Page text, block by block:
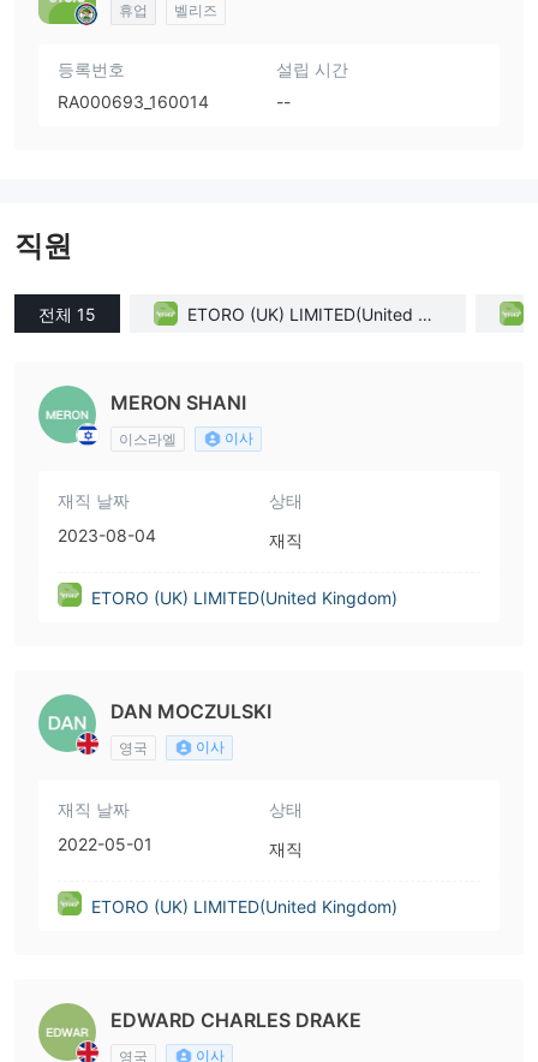
휴업 벨리즈
등록번호
RA000693_160014
설립 시간
--
직원
전체 15
ETORO (UK) LIMITED(United Kin
MERON SHANI
이스라엘 이사
재직 날짜
2023-08-04
상태
재직
ETORO (UK) LIMITED(United Kingdom)
DAN MOCZULSKI
영국 이사
재직 날짜
2022-05-01
상태
재직
ETORO (UK) LIMITED(United Kingdom)
EDWARD CHARLES DRAKE
영국 이사